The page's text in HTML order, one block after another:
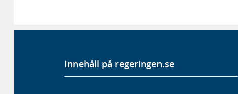
Innehåll på regeringen.se